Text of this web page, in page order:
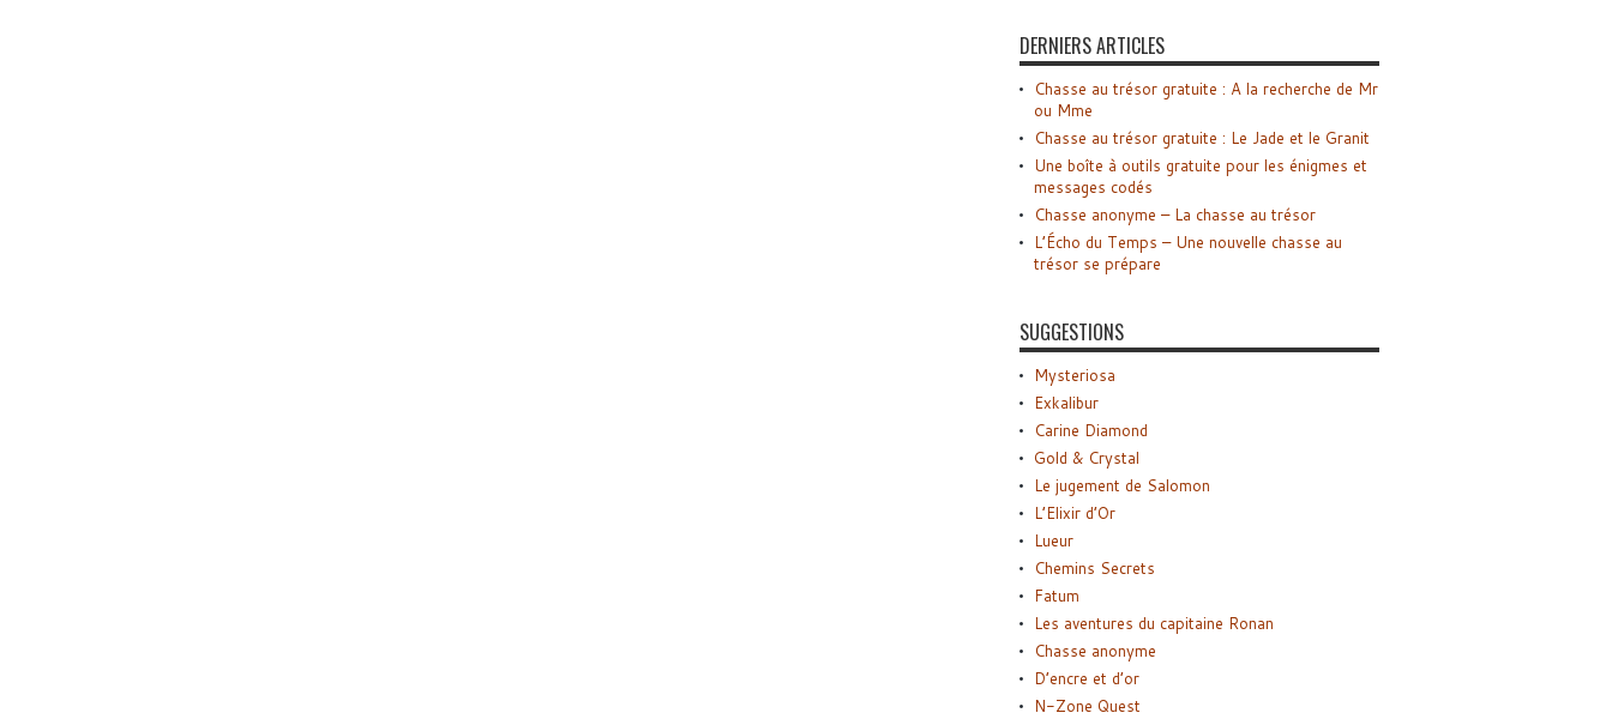
DERNIERS ARTICLES
Chasse au trésor gratuite : A la recherche de Mr
ou Mme
Chasse au trésor gratuite : Le Jade et le Granit
Une boîte à outils gratuite pour les énigmes et
messages codés
Chasse anonyme – La chasse au trésor
L’Écho du Temps – Une nouvelle chasse au
trésor se prépare
SUGGESTIONS
Mysteriosa
Exkalibur
Carine Diamond
Gold & Crystal
Le jugement de Salomon
L’Elixir d’Or
Lueur
Chemins Secrets
Fatum
Les aventures du capitaine Ronan
Chasse anonyme
D’encre et d’or
N-Zone Quest